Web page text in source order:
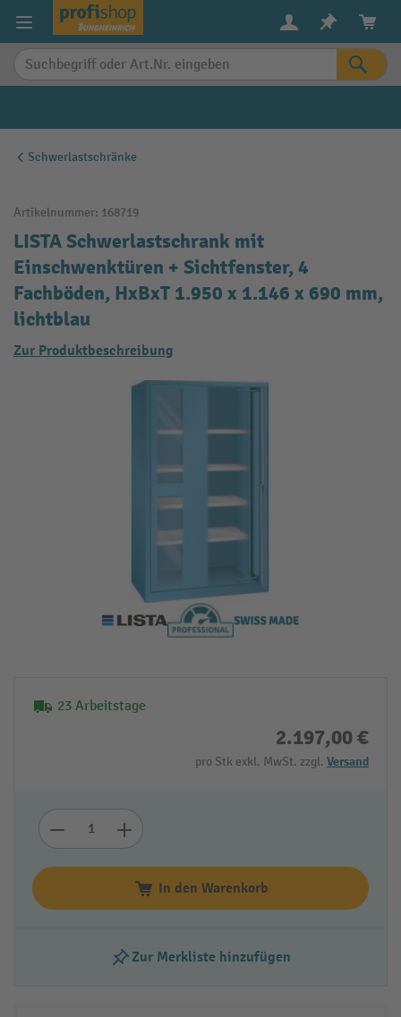
springen
Schwerlastschränke
Artikelnummer: 168719
LISTA Schwerlastschrank mit
Einschwenktüren + Sichtfenster, 4
Fachböden, HxBxT 1.950 x 1.146 x 690 mm,
lichtblau
Zur Produktbeschreibung
23 Arbeitstage
2.197,00 €
pro Stk exkl. MwSt. zzgl. Versand
In den Warenkorb
Zur Merkliste hinzufügen